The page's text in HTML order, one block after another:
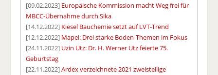
[09.02.2023] Europäische Kommission macht Weg frei für
MBCC-Übernahme durch Sika
[14.12.2022] Kiesel Bauchemie setzt auf LVT-Trend
[12.12.2022] Mapei: Drei starke Boden-Themen im Fokus
[24.11.2022] Uzin Utz: Dr. H. Werner Utz feierte 75.
Geburtstag
[22.11.2022]Ardex verzeichnete 2021 zweistellige